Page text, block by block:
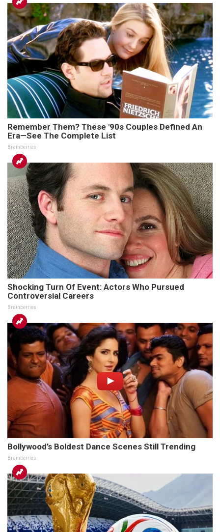
Remember Them? These '90s Couples Defined An
Era—See The Complete List
Brainberries
Shocking Turn Of Event: Actors Who Pursued
Controversial Careers
Brainberries
Bollywood’s Boldest Dance Scenes Still Trending
Brainberries